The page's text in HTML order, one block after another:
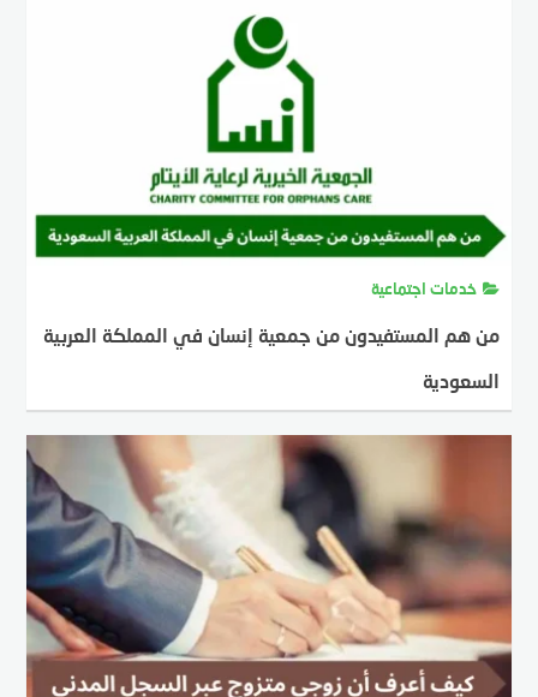
خدمات اجتماعية
من هم المستفيدون من جمعية إنسان في المملكة العربية
السعودية